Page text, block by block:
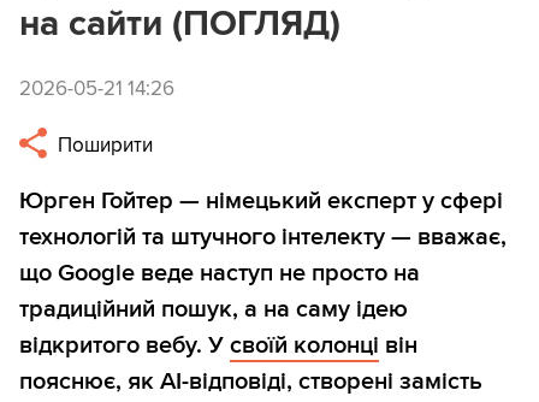
на сайти (ПОГЛЯД)
2026-05-21 14:26
Поширити
Юрген Гойтер — німецький експерт у сфері
технологій та штучного інтелекту — вважає,
що Google веде наступ не просто на
традиційний пошук, а на саму ідею
відкритого вебу. У своїй колонці він
пояснює, як AI-відповіді, створені замість